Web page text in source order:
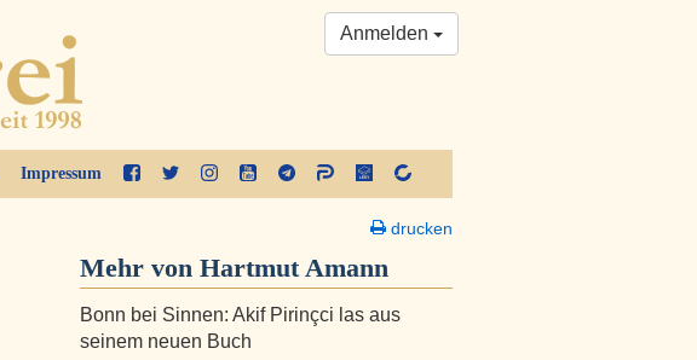
Impressum
Anmelden
drucken
Mehr von Hartmut Amann
Bonn bei Sinnen: Akif Pirinçci las aus
seinem neuen Buch